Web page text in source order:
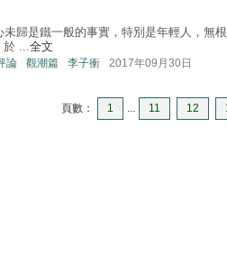
未歸是鐵一般的事實，特別是年輕人，無
於 ...全文
論 觀潮篇 李子衝 2017年09月30日
頁數： 1 ... 11 12